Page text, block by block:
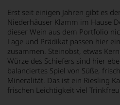
Erst seit einigen Jahren gibt es
Niederhäuser Klamm im Hause
dieser Wein aus dem Portfolio
Lage und Prädikat passen hier
zusammen. Steinobst, etwas
Würze des Schiefers sind hier
balanciertes Spiel von Süße,
Mineralität. Das ist ein Riesling
frischen Leichtigkeit viel